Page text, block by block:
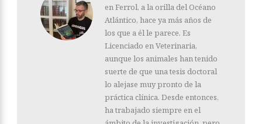
en Ferrol, a la orilla del Océano
Atlántico, hace ya más años de
los que a él le parece. Es
Licenciado en Veterinaria,
aunque los animales han tenido
suerte de que una tesis doctoral
lo alejase muy pronto de la
práctica clínica. Desde entonces,
ha trabajado siempre en el